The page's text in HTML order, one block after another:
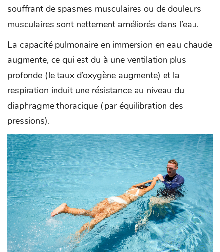
souffrant de spasmes musculaires ou de douleurs
musculaires sont nettement améliorés dans l’eau.
La capacité pulmonaire en immersion en eau chaude
augmente, ce qui est du à une ventilation plus
profonde (le taux d’oxygène augmente) et la
respiration induit une résistance au niveau du
diaphragme thoracique (par équilibration des
pressions).